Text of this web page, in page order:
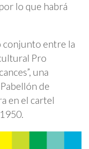
lo que habrá
conjunto entre la
Pro
una
de
en el cartel